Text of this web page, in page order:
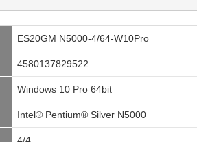
ES20GM N5000-4/64-W10Pro
4580137829522
Windows 10 Pro 64bit
Intel® Pentium® Silver N5000